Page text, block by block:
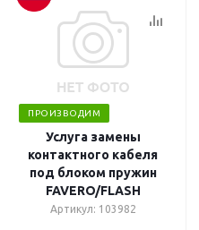
ПРОИЗВОДИМ
Услуга замены
контактного кабеля
под блоком пружин
FAVERO/FLASH
Артикул: 103982